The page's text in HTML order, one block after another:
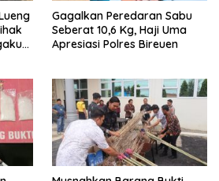
Gagalkan Peredaran Sabu
Seberat 10,6 Kg, Haji Uma
Apresiasi Polres Bireuen